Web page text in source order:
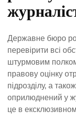
Державне бюро
перевірити всі
штурмовим
правову оцінку
підрозділу, а
оприлюднений у
це в